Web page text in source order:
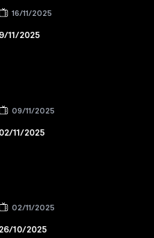
16/11/2025
9/11/2025
09/11/2025
02/11/2025
02/11/2025
26/10/2025